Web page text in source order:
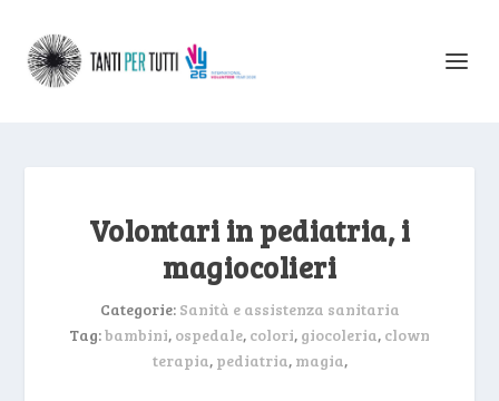
Volontari in pediatria, i
magiocolieri
Categorie: Sanità e assistenza sanitaria
Tag:bambini, ospedale, colori, giocoleria, clown
terapia, pediatria, magia,